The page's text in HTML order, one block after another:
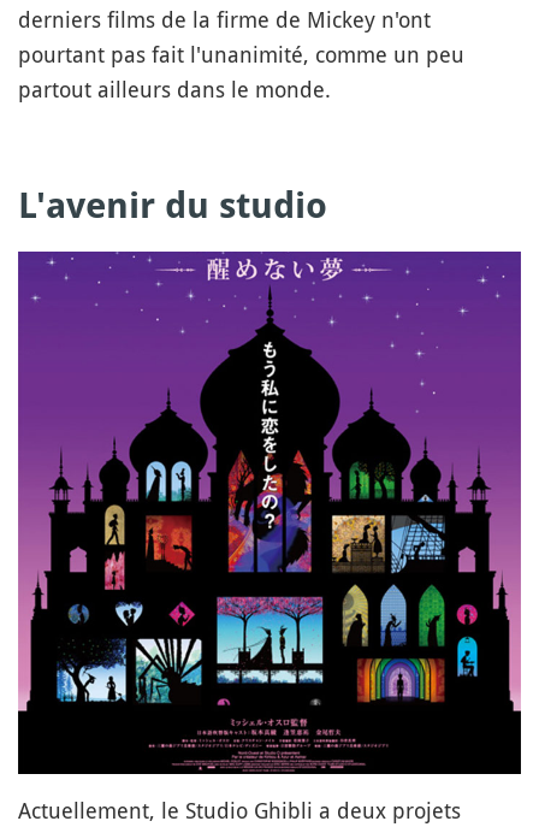
derniers films de la firme de Mickey n'ont
pourtant pas fait l'unanimité, comme un peu
partout ailleurs dans le monde.
L'avenir du studio
Actuellement, le Studio Ghibli a deux projets